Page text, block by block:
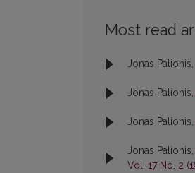
Most read
Jonas
Jonas Palionis,
Jonas Palionis,
Jonas Palionis,
Vol. 17 No. 2